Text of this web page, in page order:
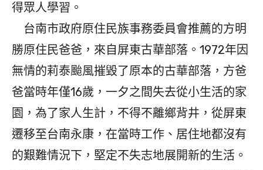
得眾人學習。
台南市政府原住民族事務委員會推薦的方明
勝原住民爸爸，來自屏東古華部落。1972年因
無情的莉泰颱風摧毀了原本的古華部落，方爸
爸當時年僅16歲，一夕之間失去從小生活的家
園，為了家人生計，不得不離鄉背井，從屏東
遷移至台南永康，在當時工作、居住地都沒有
的艱難情況下，堅定不失志地展開新的生活。